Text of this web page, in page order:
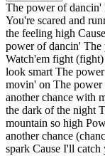
The power of
You're scared and
the feeling high
power of dancin'
Watch'em fight
look smart The
movin' on The
another chance with
the dark of the night
mountain so high
another chance
spark Cause I'll